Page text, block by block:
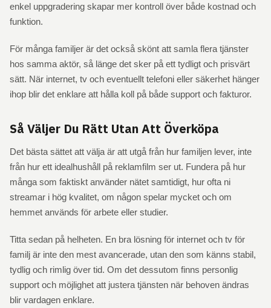
enkel uppgradering skapar mer kontroll över både kostnad och
funktion.
För många familjer är det också skönt att samla flera tjänster
hos samma aktör, så länge det sker på ett tydligt och prisvärt
sätt. När internet, tv och eventuellt telefoni eller säkerhet hänger
ihop blir det enklare att hålla koll på både support och fakturor.
Så Väljer Du Rätt Utan Att Överköpa
Det bästa sättet att välja är att utgå från hur familjen lever, inte
från hur ett idealhushåll på reklamfilm ser ut. Fundera på hur
många som faktiskt använder nätet samtidigt, hur ofta ni
streamar i hög kvalitet, om någon spelar mycket och om
hemmet används för arbete eller studier.
Titta sedan på helheten. En bra lösning för internet och tv för
familj är inte den mest avancerade, utan den som känns stabil,
tydlig och rimlig över tid. Om det dessutom finns personlig
support och möjlighet att justera tjänsten när behoven ändras
blir vardagen enklare.